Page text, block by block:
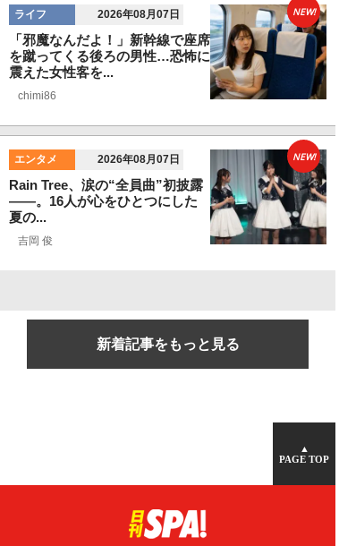
ライフ 2026年08月07日
「邪魔なんだよ！」新幹線で座席
を蹴ってくる後ろの男性…恐怖に
震えた女性客を...
chimi86
NEW!
エンタメ 2026年08月07日
Rain Tree、涙の“全員曲”初披露
――。16人が心をひとつにした
夏の...
吉岡 俊
NEW!
新着記事をもっと見る
▲
PAGE TOP